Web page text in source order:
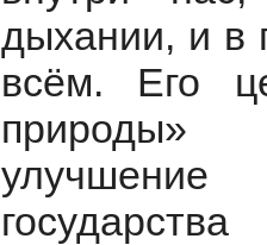
дыхании, и в
всём. Его
природы»